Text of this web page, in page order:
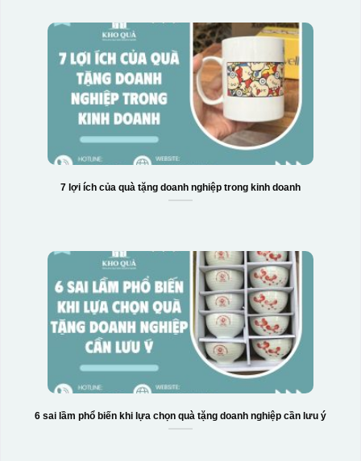
7 lợi ích của quà tặng doanh nghiệp trong kinh doanh
6 sai lầm phổ biến khi lựa chọn quà tặng doanh nghiệp cần lưu ý